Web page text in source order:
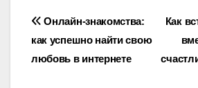
Навигация
по
Как
Онлайн-знакомства:
как успешно найти свою
любовь в интернете